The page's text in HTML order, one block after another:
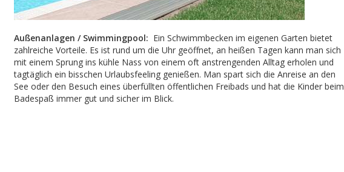
Außenanlagen / Swimmingpool: Ein Schwimmbecken im eigenen Garten bietet
zahlreiche Vorteile. Es ist rund um die Uhr geöffnet, an heißen Tagen kann man sich
mit einem Sprung ins kühle Nass von einem oft anstrengenden Alltag erholen und
tagtäglich ein bisschen Urlaubsfeeling genießen. Man spart sich die Anreise an den
See oder den Besuch eines überfüllten öffentlichen Freibads und hat die Kinder beim
Badespaß immer gut und sicher im Blick.